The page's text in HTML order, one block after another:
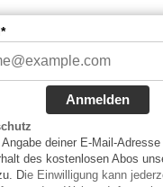
Anmelden
Angabe deiner E-Mail-
des kostenlosen Abos
Die Einwilligung kann